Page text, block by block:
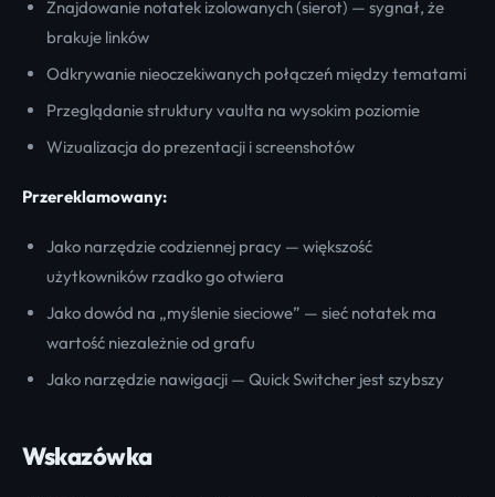
Znajdowanie notatek izolowanych (sierot) — sygnał, że
brakuje linków
Odkrywanie nieoczekiwanych połączeń między tematami
Przeglądanie struktury vaulta na wysokim poziomie
Wizualizacja do prezentacji i screenshotów
Przereklamowany:
Jako narzędzie codziennej pracy — większość
użytkowników rzadko go otwiera
Jako dowód na „myślenie sieciowe” — sieć notatek ma
wartość niezależnie od grafu
Jako narzędzie nawigacji — Quick Switcher jest szybszy
Wskazówka